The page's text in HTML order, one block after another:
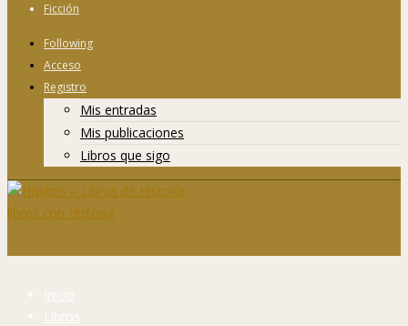
Ficción
Following
Acceso
Registro
Mis entradas
Mis publicaciones
Libros que sigo
Inicio
Libros